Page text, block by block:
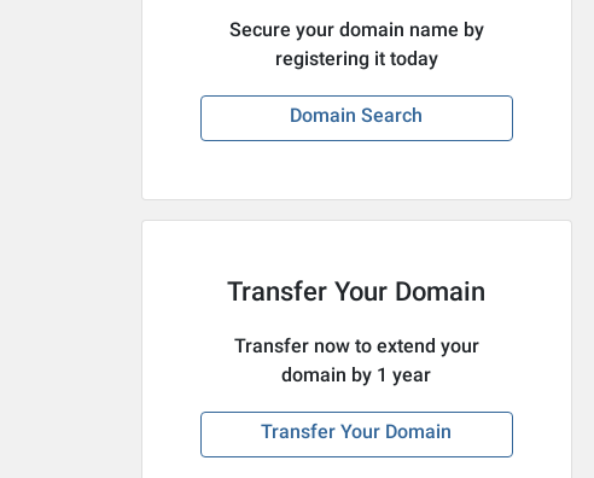
Secure your domain name by
registering it today
Domain Search
Transfer Your Domain
Transfer now to extend your
domain by 1 year
Transfer Your Domain